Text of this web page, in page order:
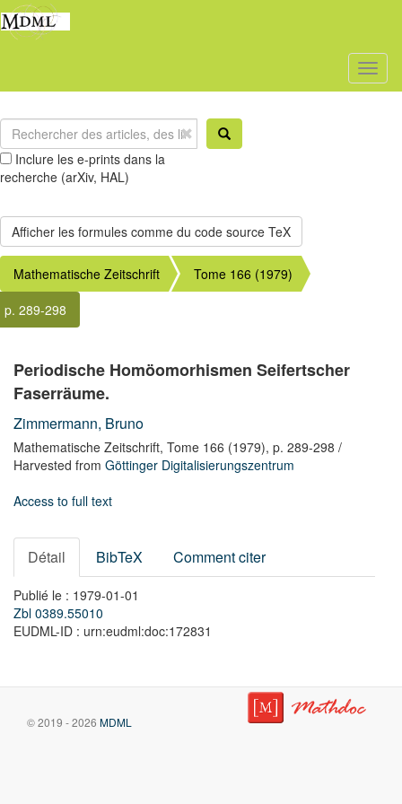
Inclure les e-prints dans la
recherche (arXiv, HAL)
Mathematische Zeitschrift
Tome 166 (1979)
p. 289-298
Periodische Homöomorhismen Seifertscher
Faserräume.
Zimmermann, Bruno
Mathematische Zeitschrift, Tome 166 (1979), p. 289-298 /
Harvested from Göttinger Digitalisierungszentrum
Access to full text
Détail BibTeX Comment citer
Publié le : 1979-01-01
Zbl 0389.55010
EUDML-ID : urn:eudml:doc:172831
© 2019 - 2026 MDML